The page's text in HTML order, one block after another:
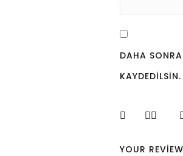
DAHA
KAYDEDILSIN.
YOUR REVIEW